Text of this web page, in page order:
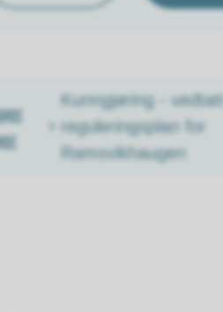
Kunngjøring - vedtatt
reguleringsplan for
Ramsvikhaugen